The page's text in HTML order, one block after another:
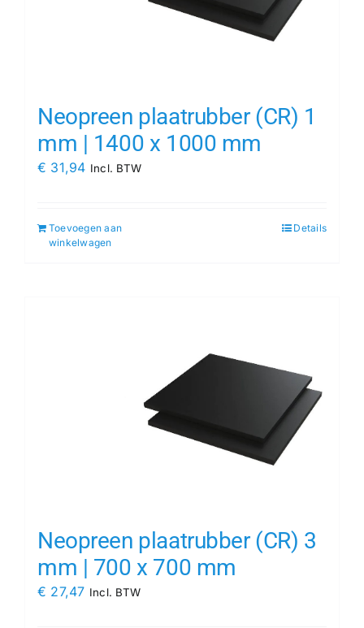
Neopreen plaatrubber (CR) 1
mm | 1400 x 1000 mm
€ 31,94 Incl. BTW
Toevoegen aan
winkelwagen
Details
Neopreen plaatrubber (CR) 3
mm | 700 x 700 mm
€ 27,47 Incl. BTW